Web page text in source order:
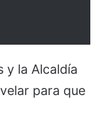
y la Alcaldía
para que